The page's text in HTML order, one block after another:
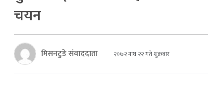
चयन
मिसनटुडे संवाददाता २०७२ माघ २२ गते शुक्रबार